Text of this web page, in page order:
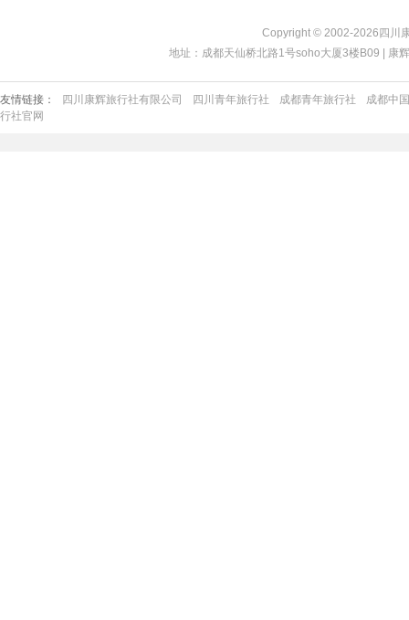
Copyright © 2002-2026四川
地址：成都天仙桥北路1号soho大厦3楼B09 |
友情链接： 四川康辉旅行社有限公司 四川青年旅行社 成都青年旅行社
成都中
行社官网